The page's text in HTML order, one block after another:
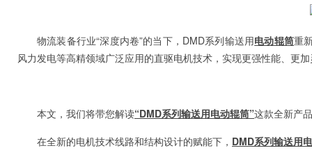
物流装备行业“深度内卷”的当下，DMD系列输送用电动辊筒重
风力发电等高精领域广泛应用的直驱电机技术，实现更强性能、更
本文，我们将带您解读“DMD系列输送用电动辊筒”这款全新产
在全新的电机技术线路和结构设计的赋能下， DMD系列输送用